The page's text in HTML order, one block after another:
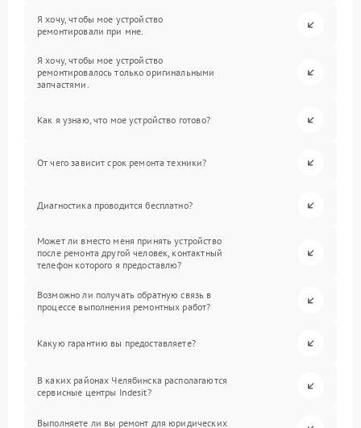
Я хочу, чтобы мое устройство
ремонтировали при мне.
Я хочу, чтобы мое устройство
ремонтировалось только оригинальными
запчастями.
Как я узнаю, что мое устройство готово?
От чего зависит срок ремонта техники?
Диагностика проводится бесплатно?
Может ли вместо меня принять устройство
после ремонта другой человек, контактный
телефон которого я предоставлю?
Возможно ли получать обратную связь в
процессе выполнения ремонтных работ?
Какую гарантию вы предоставляете?
В каких районах Челябинска располагаются
сервисные центры Indesit?
Выполняете ли вы ремонт для юридических